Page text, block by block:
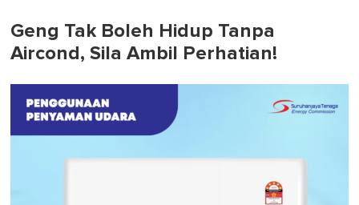
Geng Tak Boleh Hidup Tanpa
Aircond, Sila Ambil Perhatian!